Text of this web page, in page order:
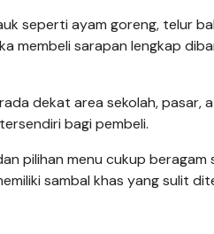
seperti ayam goreng, telur
membeli sarapan lengkap
dekat area sekolah, pasar,
bagi pembeli.
pilihan menu cukup
sambal khas yang sulit